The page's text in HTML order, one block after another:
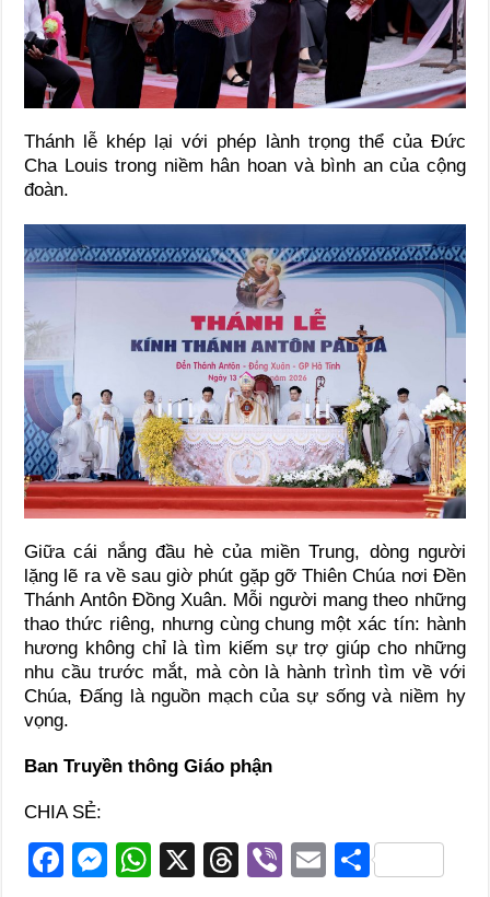
Thánh lễ khép lại với phép lành trọng thể của Đức
Cha Louis trong niềm hân hoan và bình an của cộng
đoàn.
Giữa cái nắng đầu hè của miền Trung, dòng người
lặng lẽ ra về sau giờ phút gặp gỡ Thiên Chúa nơi Đền
Thánh Antôn Đồng Xuân. Mỗi người mang theo những
thao thức riêng, nhưng cùng chung một xác tín: hành
hương không chỉ là tìm kiếm sự trợ giúp cho những
nhu cầu trước mắt, mà còn là hành trình tìm về với
Chúa, Đấng là nguồn mạch của sự sống và niềm hy
vọng.
Ban Truyền thông Giáo phận
CHIA SẺ:
F
M
W
X
T
Vi
E S